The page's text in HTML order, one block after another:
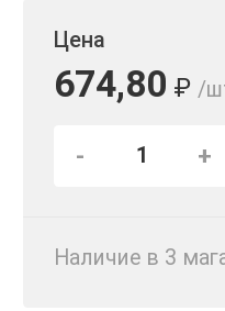
Цена
674,80 ₽ /
- +
Наличие в 3